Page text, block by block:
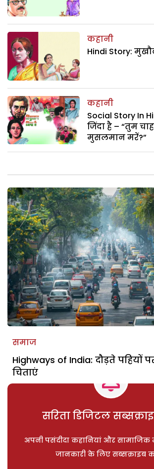
कहानी
Hindi Story:
कहानी
Social Story In
जिंदा है – “तुम
मुसलमान मरें?”
समाज
Highways of India: दौड़ते पहियों
चिताएं
सरिता डिजिटल
अपनी पसंदीदा कहानियां और सामाजिक
जानकारी के लिए सब्सक्राइब